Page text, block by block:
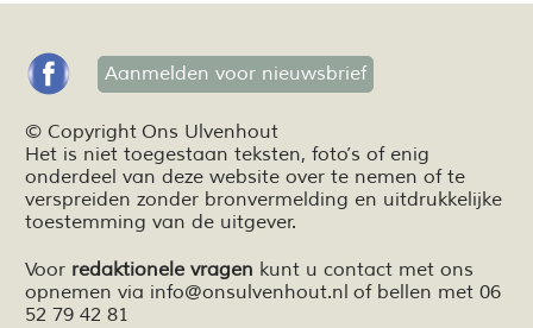
Aanmelden voor nieuwsbrief
© Copyright Ons Ulvenhout
Het is niet toegestaan teksten, foto’s of enig
onderdeel van deze website over te nemen of te
verspreiden zonder bronvermelding en uitdrukkelijke
toestemming van de uitgever.
Voor redaktionele vragen kunt u contact met ons
opnemen via info@onsulvenhout.nl of bellen met 06
52 79 42 81